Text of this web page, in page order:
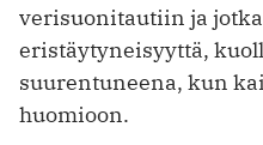
verisuonitautiin ja
eristäytyneisyyttä,
suurentuneena, kun
huomioon.